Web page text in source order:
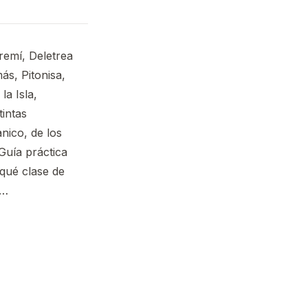
Deletrea
Pitonisa,
Isla,
de los
práctica
clase de